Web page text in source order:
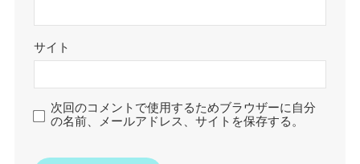
サイト
次回のコメントで使用するためブラウザーに自分
の名前、メールアドレス、サイトを保存する。